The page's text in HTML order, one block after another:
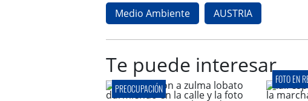
Medio Ambiente AUSTRIA
Te puede interesar
PREOCUPACIÓN
FOTO EN